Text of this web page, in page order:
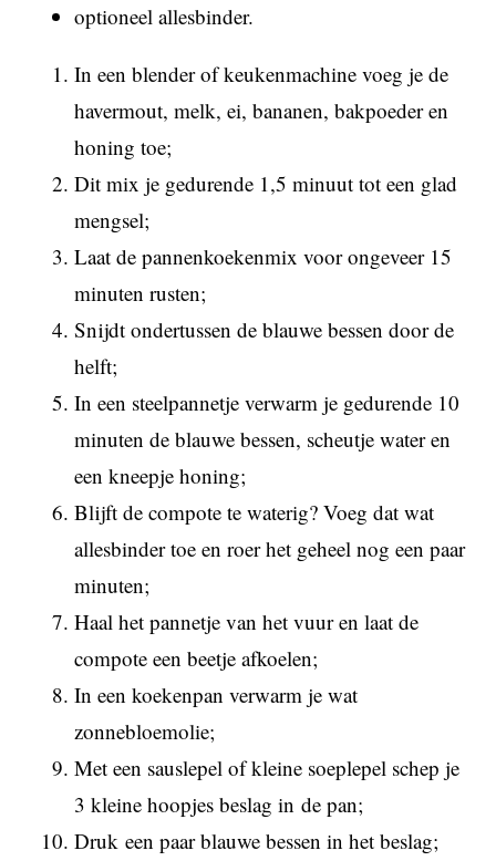
optioneel allesbinder.
In een blender of keukenmachine voeg je de
havermout, melk, ei, bananen, bakpoeder en
honing toe;
Dit mix je gedurende 1,5 minuut tot een glad
mengsel;
Laat de pannenkoekenmix voor ongeveer 15
minuten rusten;
Snijdt ondertussen de blauwe bessen door de
helft;
In een steelpannetje verwarm je gedurende 10
minuten de blauwe bessen, scheutje water en
een kneepje honing;
Blijft de compote te waterig? Voeg dat wat
allesbinder toe en roer het geheel nog een paar
minuten;
Haal het pannetje van het vuur en laat de
compote een beetje afkoelen;
In een koekenpan verwarm je wat
zonnebloemolie;
Met een sauslepel of kleine soeplepel schep je
3 kleine hoopjes beslag in de pan;
Druk een paar blauwe bessen in het beslag;